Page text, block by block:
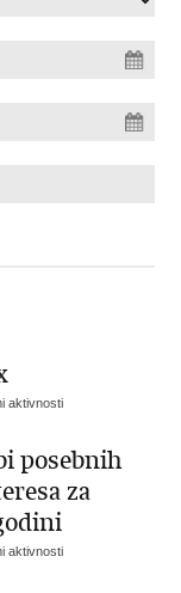
aktivnosti
posebnih
za
aktivnosti